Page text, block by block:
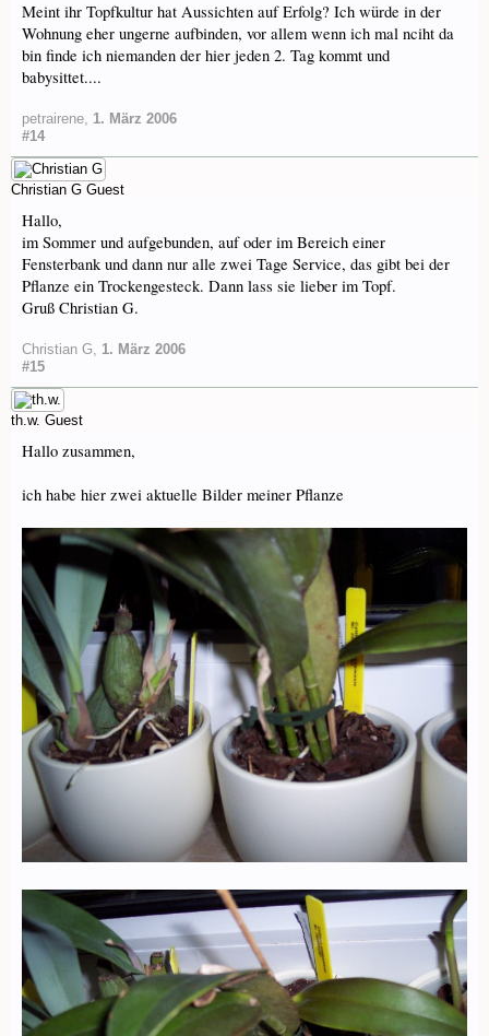
Meint ihr Topfkultur hat Aussichten auf Erfolg? Ich würde in der
Wohnung eher ungerne aufbinden, vor allem wenn ich mal nciht da
bin finde ich niemanden der hier jeden 2. Tag kommt und
babysittet....
petrairene, 1. März 2006
#14
Christian G Guest
Hallo,
im Sommer und aufgebunden, auf oder im Bereich einer
Fensterbank und dann nur alle zwei Tage Service, das gibt bei der
Pflanze ein Trockengesteck. Dann lass sie lieber im Topf.
Gruß Christian G.
Christian G, 1. März 2006
#15
th.w. Guest
Hallo zusammen,
ich habe hier zwei aktuelle Bilder meiner Pflanze